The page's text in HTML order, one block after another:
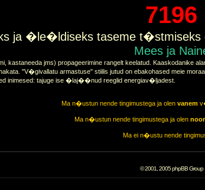
7196
ja �le�ldiseks taseme t�stmiseks
Mees ja
kastaneeda jms) propageerimine rangelt keelatud. Kaaskodanike
"V�givallatu armastuse" stiilis jutud on ebakohased meie
inimesed: tajuge ise �laj��nud reeglid energiav�ljadest.
Ma n�ustun nende tingimustega ja olen vanem
Ma n�ustun nende tingimustega ja olen
Ma ei n�ustu nende
© 2001, 2005 phpBB Group